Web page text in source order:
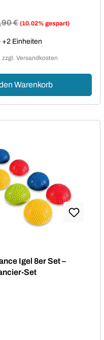
Preis:
€ (10.02% gespart)
+2 Einheiten
zzgl. Versandkosten
Warenkorb
Igel 8er Set –
Set